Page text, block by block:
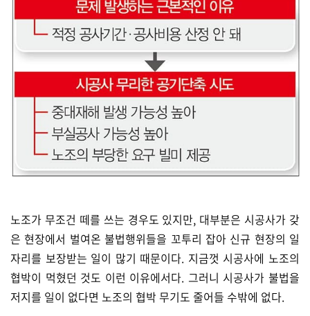
노조가 무조건 떼를 쓰는 경우도 있지만, 대부분은 시공사가 갖
은 현장에서 벌여온 불법행위들을 꼬투리 잡아 신규 현장의 일
자리를 보장받는 일이 많기 때문이다. 지금껏 시공사에 노조의
협박이 먹혔던 것도 이런 이유에서다. 그러니 시공사가 불법을
저지를 일이 없다면 노조의 협박 무기도 줄어들 수밖에 없다.